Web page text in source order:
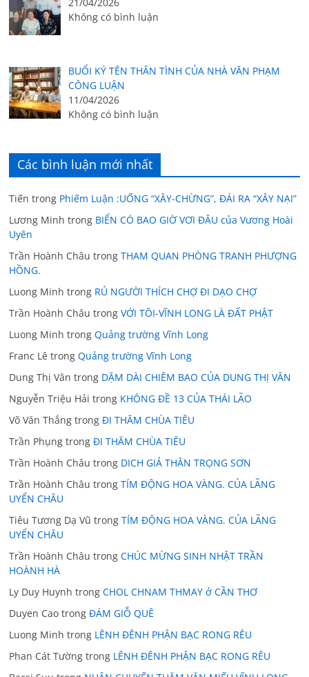
Không có bình luận
BUỔI KÝ TÊN THÂN TÌNH CỦA NHÀ VĂN PHẠM
CÔNG LUẬN
11/04/2026
Không có bình luận
Các bình luận mới nhất
Tiến trong Phiếm Luận :UỐNG “XÂY-CHỪNG”, ĐÁI RA “XÂY NẠI”
Lương Minh trong BIỂN CÓ BAO GIỜ VƠI ĐÂU của Vương Hoài
Uyên
Trần Hoành Châu trongTHAM QUAN PHÒNG TRANH PHƯỢNG
HỒNG.
Luong Minh trong RỦ NGƯỜI THÍCH CHỢ ĐI DẠO CHỢ
Trần Hoành Châu trongVỚI TÔI-VĨNH LONG LÀ ĐẤT PHẬT
Luong Minh trongQuảng trường Vĩnh Long
Franc Lê trongQuảng trường Vĩnh Long
Dung Thị Vân trong DẶM DÀI CHIÊM BAO CỦA DUNG THỊ VÂN
Nguyễn Triệu Hải trong KHÔNG ĐỀ 13 CỦA THÁI LÃO
Võ Văn Thắng trongĐI THĂM CHÙA TIÊU
Trần Phụng trongĐI THĂM CHÙA TIÊU
Trần Hoành Châu trong DICH GIẢ THÂN TRỌNG SƠN
Trần Hoành Châu trongTÍM ĐỘNG HOA VÀNG. CỦA LÃNG
UYỂN CHÂU
Tiêu Tương Dạ Vũ trongTÍM ĐỘNG HOA VÀNG. CỦA LÃNG
UYỂN CHÂU
Trần Hoành Châu trongCHÚC MỪNG SINH NHẬT TRẦN
HOÀNH HÀ
Ly Duy Huynh trongCHOL CHNAM THMAY ở CẦN THƠ
Duyen Cao trongĐÁM GIỖ QUÊ
Luong Minh trong LÊNH ĐÊNH PHẬN BẠC RONG RÊU
Phan Cát Tường trong LÊNH ĐÊNH PHẬN BẠC RONG RÊU